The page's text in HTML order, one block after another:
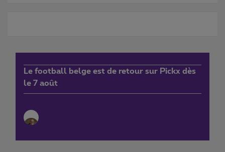
Le football belge est de retour sur Pickx dès
le 7 août